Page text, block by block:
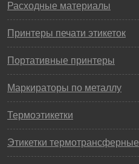
Расходные материалы
Принтеры печати этикеток
Портативные принтеры
Маркираторы по металлу
Термоэтикетки
Этикетки термотрансферные